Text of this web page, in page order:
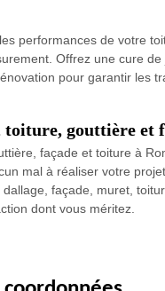
performances de votre
Offrez une cure
pour garantir les
gouttière et
façade et toiture à
mal à réaliser votre
façade, muret,
dont vous méritez.